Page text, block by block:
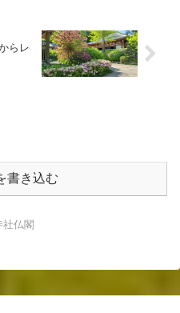
らレ
書き込む
社仏閣